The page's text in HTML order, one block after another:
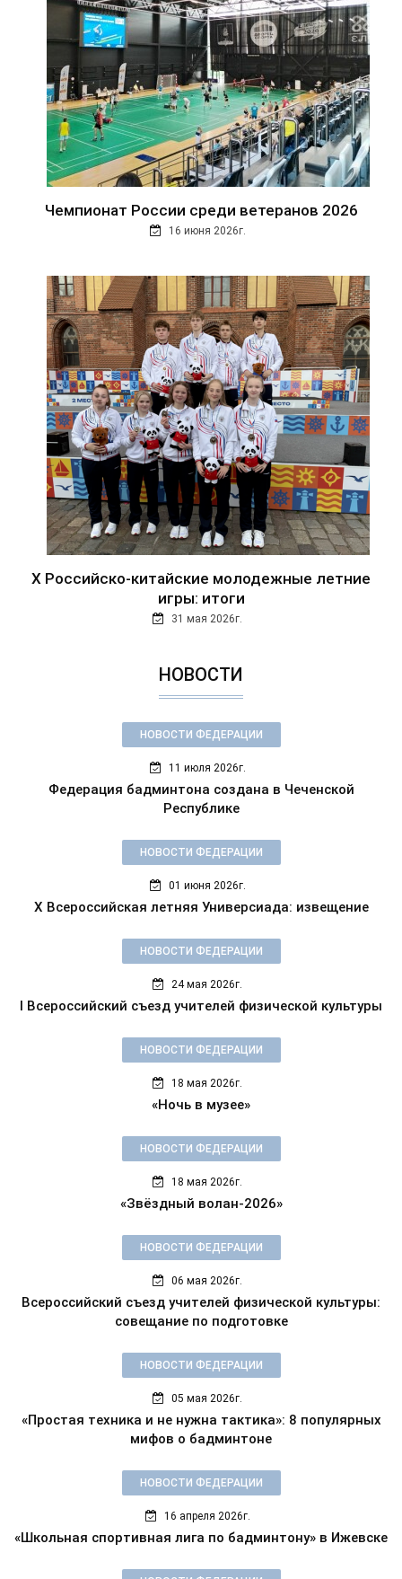
Чемпионат России среди ветеранов 2026
16 июня 2026г.
Х Российско-китайские молодежные летние
игры: итоги
31 мая 2026г.
НОВОСТИ
НОВОСТИ ФЕДЕРАЦИИ
11 июля 2026г.
Федерация бадминтона создана в Чеченской
Республике
НОВОСТИ ФЕДЕРАЦИИ
01 июня 2026г.
X Всероссийская летняя Универсиада: извещение
НОВОСТИ ФЕДЕРАЦИИ
24 мая 2026г.
I Всероссийский съезд учителей физической культуры
НОВОСТИ ФЕДЕРАЦИИ
18 мая 2026г.
«Ночь в музее»
НОВОСТИ ФЕДЕРАЦИИ
18 мая 2026г.
«Звёздный волан-2026»
НОВОСТИ ФЕДЕРАЦИИ
06 мая 2026г.
Всероссийский съезд учителей физической культуры:
совещание по подготовке
НОВОСТИ ФЕДЕРАЦИИ
05 мая 2026г.
«Простая техника и не нужна тактика»: 8 популярных
мифов о бадминтоне
НОВОСТИ ФЕДЕРАЦИИ
16 апреля 2026г.
«Школьная спортивная лига по бадминтону» в Ижевске